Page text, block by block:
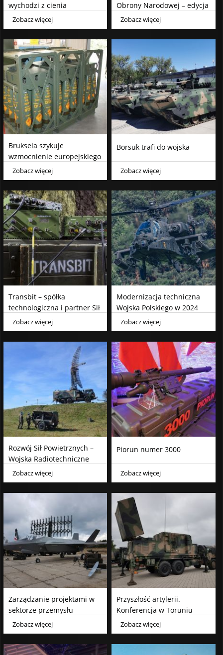
wychodzi z cienia
Zobacz więcej
Obrony Narodowej – edycja
2025
Zobacz więcej
Bruksela szykuje
wzmocnienie europejskiego
sektora obronnego
Zobacz więcej
Borsuk trafi do wojska
Zobacz więcej
Transbit – spółka
technologiczna i partner Sił
Zbrojnych RP
Zobacz więcej
Modernizacja techniczna
Wojska Polskiego w 2024
roku
Zobacz więcej
Rozwój Sił Powietrznych –
Wojska Radiotechniczne
Zobacz więcej
Piorun numer 3000
Zobacz więcej
Zarządzanie projektami w
sektorze przemysłu
zbrojeniowego
Zobacz więcej
Przyszłość artylerii.
Konferencja w Toruniu
Zobacz więcej